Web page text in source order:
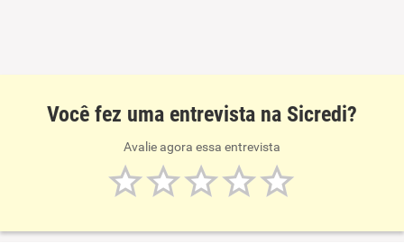
Você fez uma entrevista na Sicredi?
Avalie agora essa entrevista